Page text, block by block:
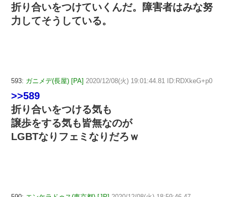
折り合いをつけていくんだ。障害者はみな努
力してそうしている。
593: ガニメデ(長屋) [PA] 2020/12/08(火) 19:01:44.81 ID:RDXkeG+p0
>>589
折り合いをつける気も
譲歩をする気も皆無なのが
LGBTなりフェミなりだろｗ